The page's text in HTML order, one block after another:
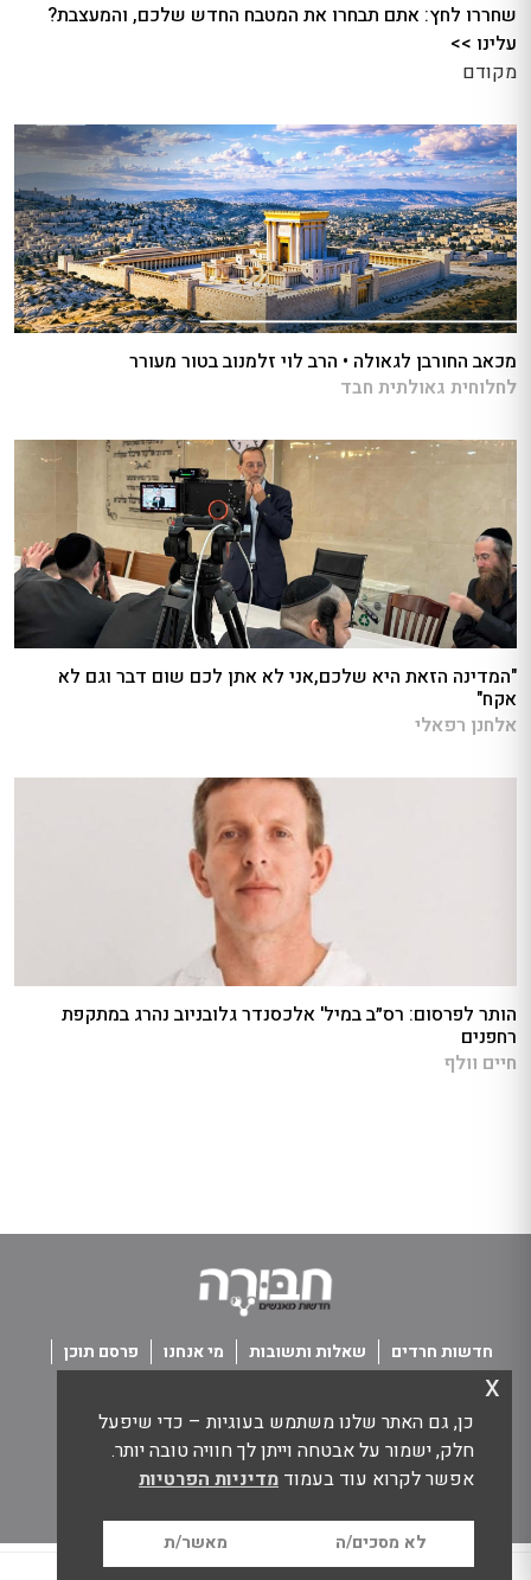
כן, גם האתר שלנו משתמש בעוגיות – כדי שיפעל
חלק, ישמור על אבטחה וייתן לך חוויה טובה יותר.
אפשר לקרוא עוד בעמוד מדיניות הפרטיות
לא מסכים/ה מאשר/ת
x
שחררו לחץ: אתם תבחרו את המטבח החדש שלכם, והמעצבת?
עלינו >>
מקודם
מכאב החורבן לגאולה • הרב לוי זלמנוב בטור מעורר
לחלוחית גאולתית חבד
"המדינה הזאת היא שלכם,אני לא אתן לכם שום דבר וגם לא
אקח"
אלחנן רפאלי
הותר לפרסום: רס״ב במיל' אלכסנדר גלובניוב נהרג במתקפת
רחפנים
חיים וולף
חדשות חרדים שאלות ותשובות מי אנחנו
פרסם תוכן
כל הזכויות שמורות חבורה - חדשות מאנשים